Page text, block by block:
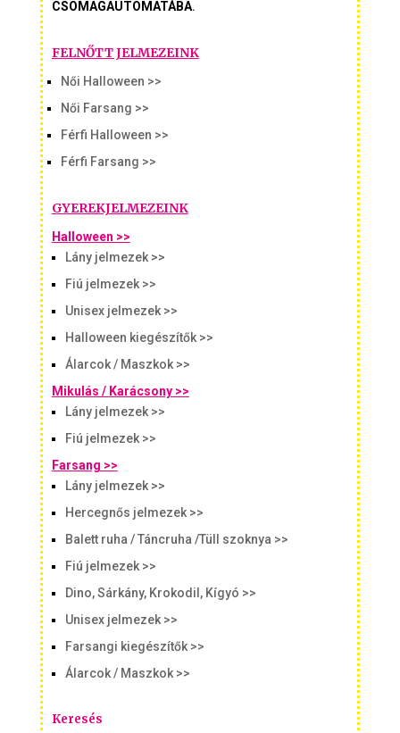
CSOMAGAUTOMATÁBA.
FELNŐTT JELMEZEINK
Női Halloween >>
Női Farsang >>
Férfi Halloween >>
Férfi Farsang >>
GYEREKJELMEZEINK
Halloween >>
Lány jelmezek >>
Fiú jelmezek >>
Unisex jelmezek >>
Halloween kiegészítők >>
Álarcok / Maszkok >>
Mikulás / Karácsony >>
Lány jelmezek >>
Fiú jelmezek >>
Farsang >>
Lány jelmezek >>
Hercegnős jelmezek >>
Balett ruha / Táncruha /Tüll szoknya >>
Fiú jelmezek >>
Dino, Sárkány, Krokodil, Kígyó >>
Unisex jelmezek >>
Farsangi kiegészítők >>
Álarcok / Maszkok >>
Keresés